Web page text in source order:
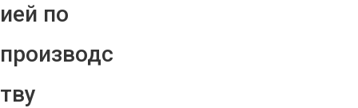
ией по
производс
тву